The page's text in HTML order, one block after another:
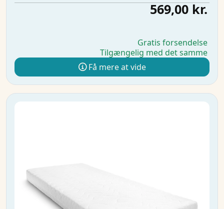
569,00 kr.
Gratis forsendelse
Tilgængelig med det samme
Få mere at vide